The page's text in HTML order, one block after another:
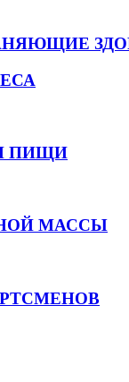
ПИЩИ
МАССЫ